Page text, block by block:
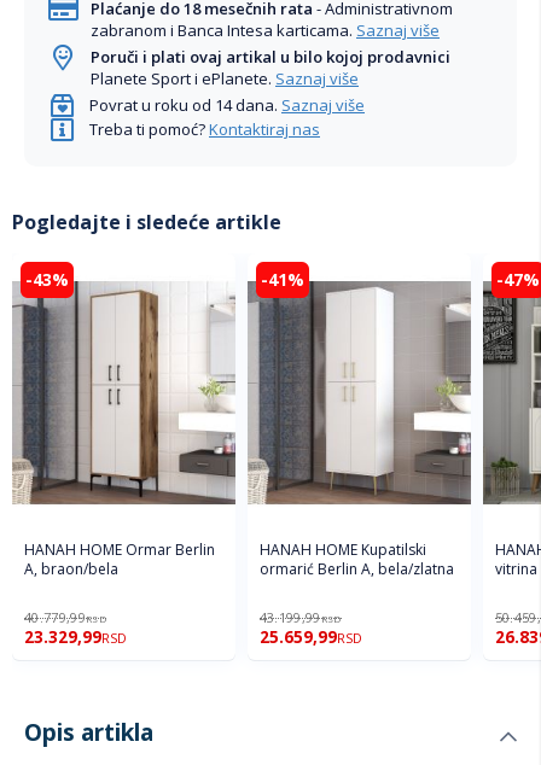
Plaćanje do 18 mesečnih rata - Administrativnom
zabranom i Banca Intesa karticama. Saznaj više
Poruči i plati ovaj artikal u bilo kojoj prodavnici
Planete Sport i ePlanete. Saznaj više
Povrat u roku od 14 dana. Saznaj više
Treba ti pomoć?Kontaktiraj nas
Pogledajte i sledeće artikle
-43%
HANAH HOME Ormar Berlin
A, braon/bela
40.779,99RSD
23.329,99RSD
-41%
HANAH HOME Kupatilski
ormarić Berlin A, bela/zlatna
43.199,99RSD
25.659,99RSD
-47%
vitrina
Opis artikla